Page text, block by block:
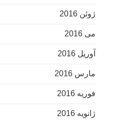
ژوئن 2016
می 2016
آوریل 2016
مارس 2016
فوریه 2016
ژانویه 2016